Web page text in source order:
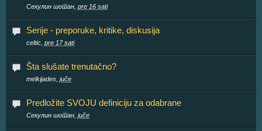
Секулин шотан, pre 16 sati
Serije - preporuke, kritike, diskusija
celtic, pre 17 sati
Šta slušate trenutačno?
melkijades, juče
Predložite SVOJU definiciju za odabrane
Секулин шотан, juče